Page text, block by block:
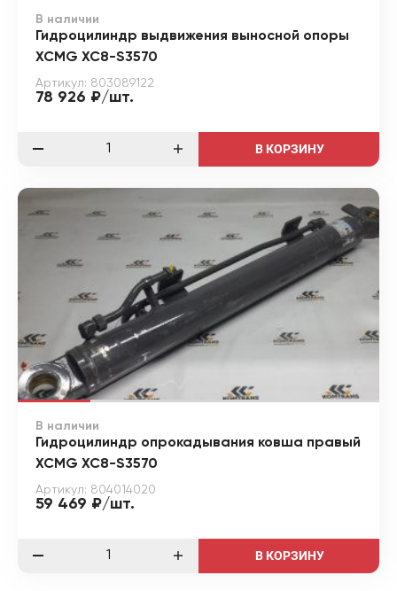
В наличии
Гидроцилиндр выдвижения выносной опоры
XCMG XC8-S3570
Артикул: 803089122
78 926 ₽/шт.
В КОРЗИНУ
В наличии
Гидроцилиндр опрокадывания ковша правый
XCMG XC8-S3570
Артикул: 804014020
59 469 ₽/шт.
В КОРЗИНУ